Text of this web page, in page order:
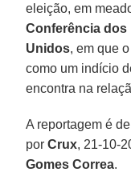
eleição, em
Conferência
Unidos, em que
como um indício
encontra na
A reportagem é
porCrux, 21-10-
Gomes Correa.